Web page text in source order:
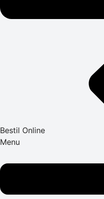
Bestil Online
Menu